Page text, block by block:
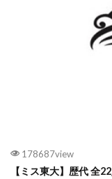
178687view
【ミス東大】歴代 全